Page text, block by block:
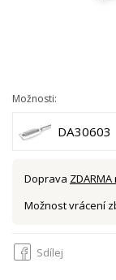
Možnosti:
DA30603
Doprava
Možnost vrácení
Sdílej